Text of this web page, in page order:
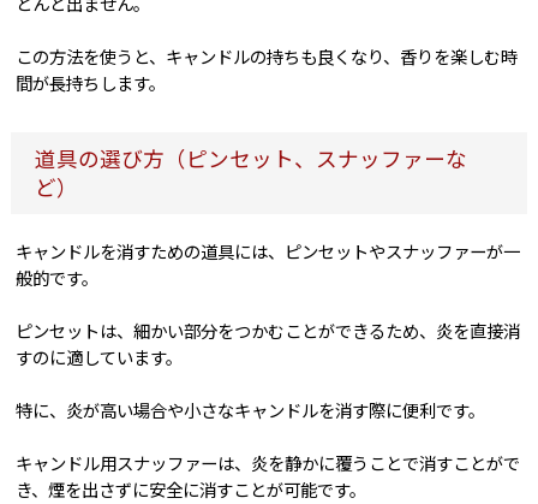
この方法を使うと、キャンドルの持ちも良くなり、香りを楽しむ時
間が長持ちします。
道具の選び方（ピンセット、スナッファーな
ど）
キャンドルを消すための道具には、ピンセットやスナッファーが一
般的です。
ピンセットは、細かい部分をつかむことができるため、炎を直接消
すのに適しています。
特に、炎が高い場合や小さなキャンドルを消す際に便利です。
キャンドル用スナッファーは、炎を静かに覆うことで消すことがで
き、煙を出さずに安全に消すことが可能です。